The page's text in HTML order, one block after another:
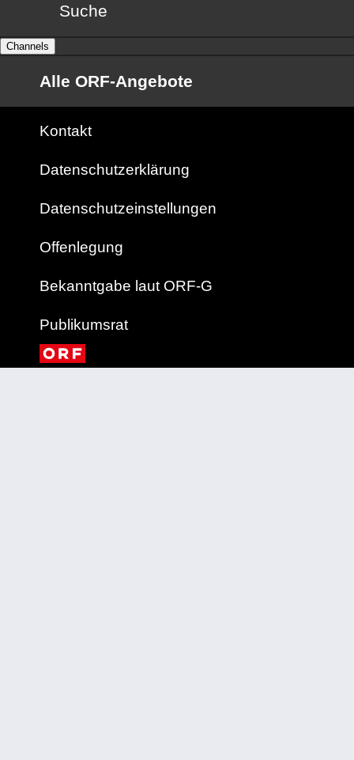
Suche
Channels
Alle ORF-Angebote
Kontakt
Datenschutzerklärung
Datenschutzeinstellungen
Offenlegung
Bekanntgabe laut ORF-G
Publikumsrat